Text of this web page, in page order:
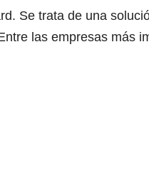
Se trata de una
las empresas más